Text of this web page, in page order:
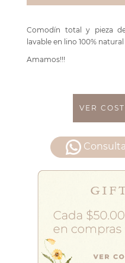
Comodín total y pieza
lavable en lino 100%
Amamos!!!
VER